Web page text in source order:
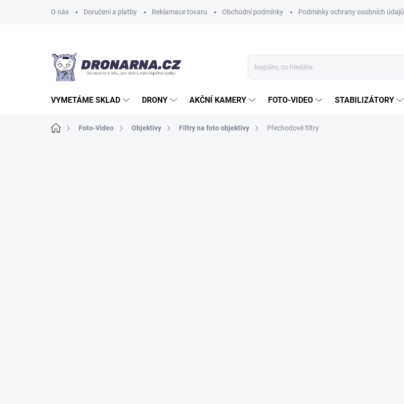
O nás Doručení a platby Reklamace tovaru Obchodní podmínky Podmínky ochrany osobních údajů
VYMETÁME SKLAD DRONY AKČNÍ KAMERY FOTO-VIDEO STABILIZÁTORY
Domů Foto-Video Objektivy Filtry na foto objektivy Přechodové filtry